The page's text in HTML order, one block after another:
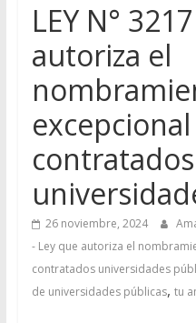
LEY N°
autoriza el
contratados
26 noviembre, 2024
- Ley que autoriza el
contratados universidades
de universidades públicas, tu